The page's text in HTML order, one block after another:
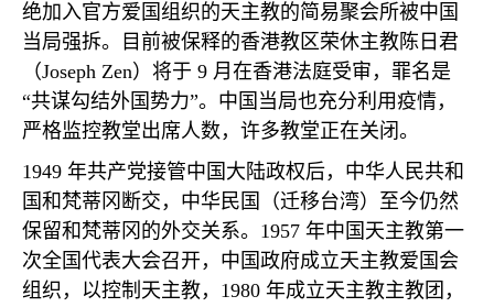
绝加入官方爱国组织的天主教的简易聚会所被中国
当局强拆。目前被保释的香港教区荣休主教陈日君
（Joseph Zen）将于 9 月在香港法庭受审，罪名是
“共谋勾结外国势力”。中国当局也充分利用疫情，
严格监控教堂出席人数，许多教堂正在关闭。
1949 年共产党接管中国大陆政权后，中华人民共和
国和梵蒂冈断交，中华民国（迁移台湾）至今仍然
保留和梵蒂冈的外交关系。 1957 年中国天主教第一
次全国代表大会召开，中国政府成立天主教爱国会
组织，以控制天主教， 1980 年成立天主教主教团，